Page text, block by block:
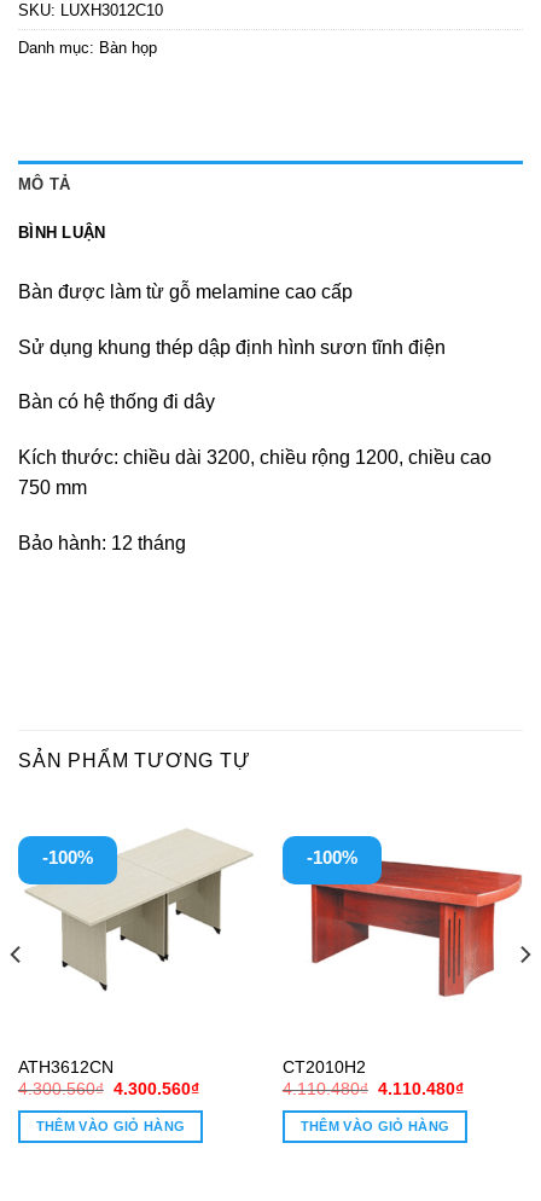
SKU: LUXH3012C10
Danh mục: Bàn họp
MÔ TẢ
BÌNH LUẬN
Bàn được làm từ gỗ melamine cao cấp
Sử dụng khung thép dập định hình sươn tĩnh điện
Bàn có hệ thống đi dây
Kích thước: chiều dài 3200, chiều rộng 1200, chiều cao
750 mm
Bảo hành: 12 tháng
SẢN PHẨM TƯƠNG TỰ
-100%
ATH3612CN
4.300.560₫ Giá
là:
4.300.560₫.
4.300.560₫Giá
THÊM VÀO GIỎ HÀNG
-100%
CT2010H2
4.110.480₫ Giá
là:
4.110.480₫.
4.110.480₫Giá
THÊM VÀO GIỎ HÀNG